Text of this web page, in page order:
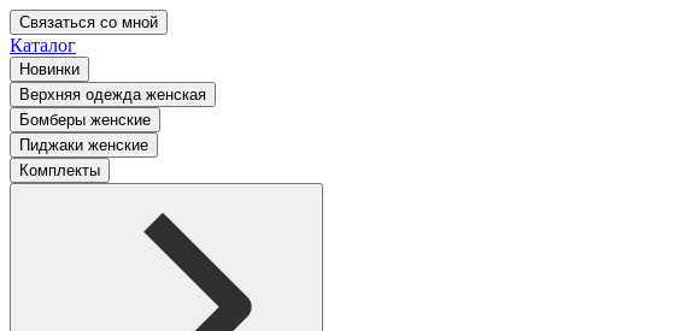
Связаться со мной
Каталог
Новинки
Верхняя одежда женская
Бомберы женские
Пиджаки женские
Комплекты